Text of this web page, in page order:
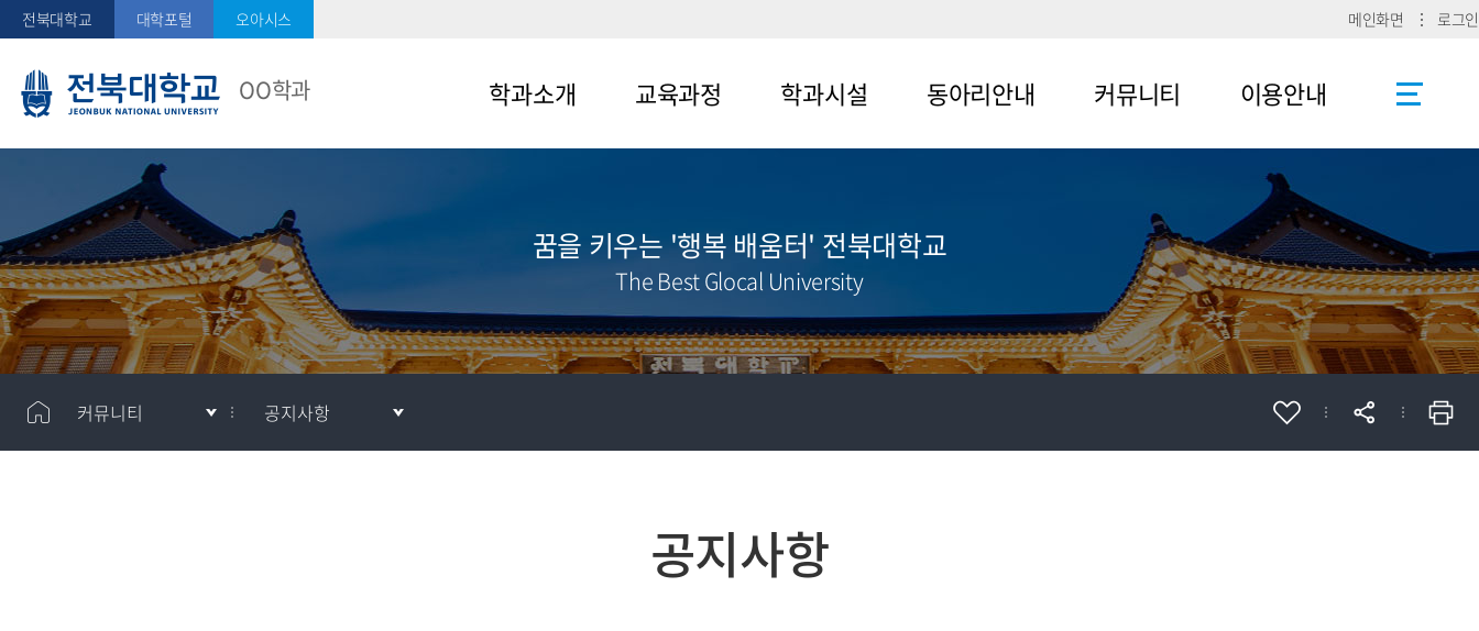
전북대학교 대학포털 오아시스 메인화면 로그인
OO학과 학과소개 교육과정
메뉴2-2
학과시설
메뉴3-2
동아리안내
메뉴4-2
커뮤니티 이용안내
사이트맵
로그인
꿈을 키우는 '행복 배움터' 전북대학교
The Best Glocal University
커뮤니티 공지사항
공지사항